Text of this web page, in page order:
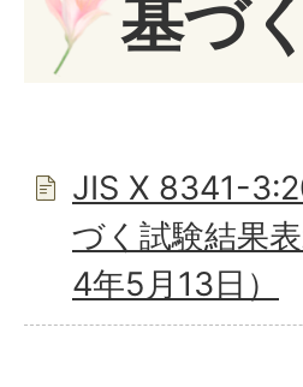
基づ
JIS X 8341-
づく試験結果
4年5月13日）